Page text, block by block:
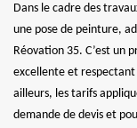
Dans le cadre des
une pose de peinture,
Réovation 35. C’est un
excellente et respectant
ailleurs, les tarifs
demande de devis et